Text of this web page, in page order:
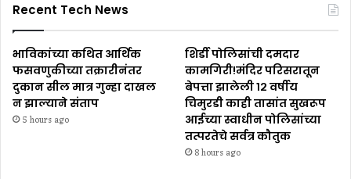
Recent Tech News
भाविकांच्या कथित आर्थिक
फसवणुकीच्या तक्रारीनंतर
दुकान सील मात्र गुन्हा दाखल
न झाल्याने संताप
5 hours ago
शिर्डी पोलिसांची दमदार
कामगिरी!मंदिर परिसरातून
बेपत्ता झालेली १२ वर्षीय
चिमुरडी काही तासांत सुखरूप
आईच्या स्वाधीन पोलिसांच्या
तत्परतेचे सर्वत्र कौतुक
8 hours ago